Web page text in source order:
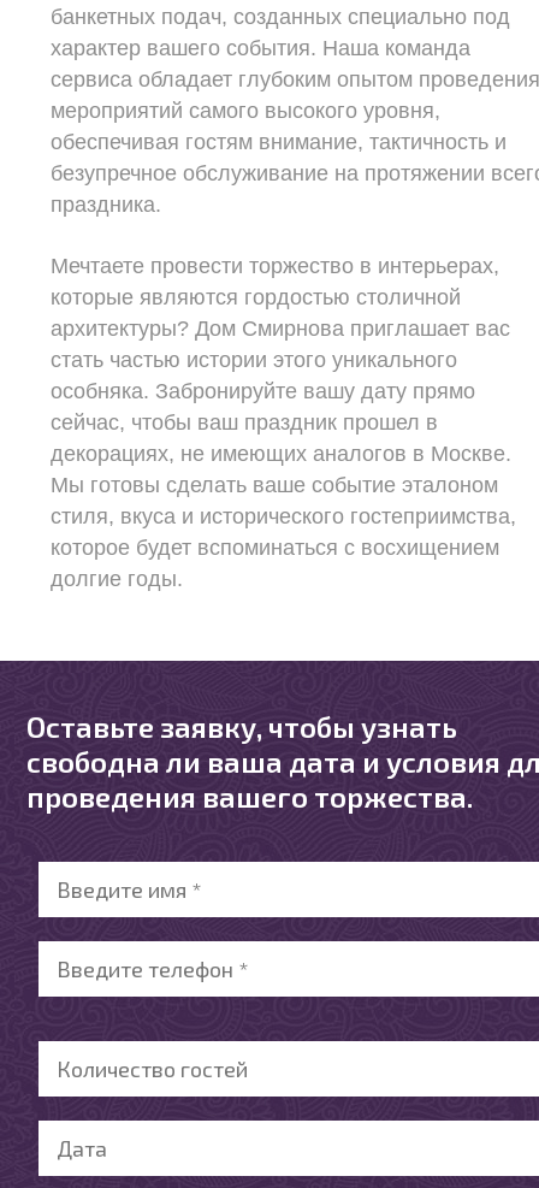
банкетных подач, созданных специально под
характер вашего события. Наша команда
сервиса обладает глубоким опытом
мероприятий самого высокого уровня,
обеспечивая гостям внимание, тактичность и
безупречное обслуживание на протяжении
праздника.
Мечтаете провести торжество в интерьерах,
которые являются гордостью столичной
архитектуры? Дом Смирнова приглашает вас
стать частью истории этого уникального
особняка. Забронируйте вашу дату прямо
сейчас, чтобы ваш праздник прошел в
декорациях, не имеющих аналогов в Москве.
Мы готовы сделать ваше событие эталоном
стиля, вкуса и исторического гостеприимства,
которое будет вспоминаться с восхищением
долгие годы.
Оставьте заявку, чтобы узнать
свободна ли ваша дата и условия
проведения вашего торжества.